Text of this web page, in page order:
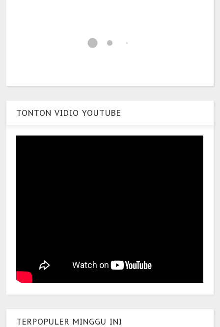
TONTON VIDIO YOUTUBE
TERPOPULER MINGGU INI